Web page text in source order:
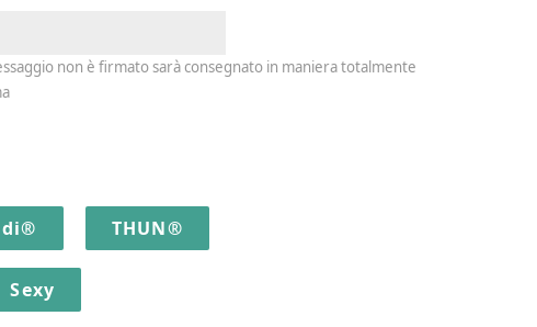
non è firmato sarà consegnato in maniera totalmente
THUN®
Sexy